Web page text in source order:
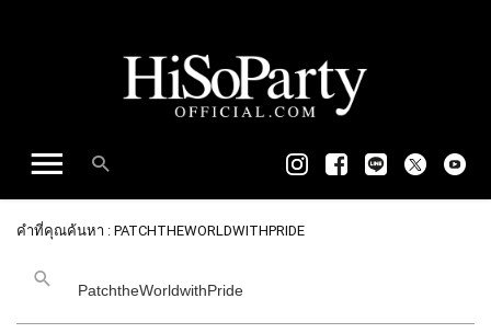
คำที่คุณค้นหา : PATCHTHEWORLDWITHPRIDE